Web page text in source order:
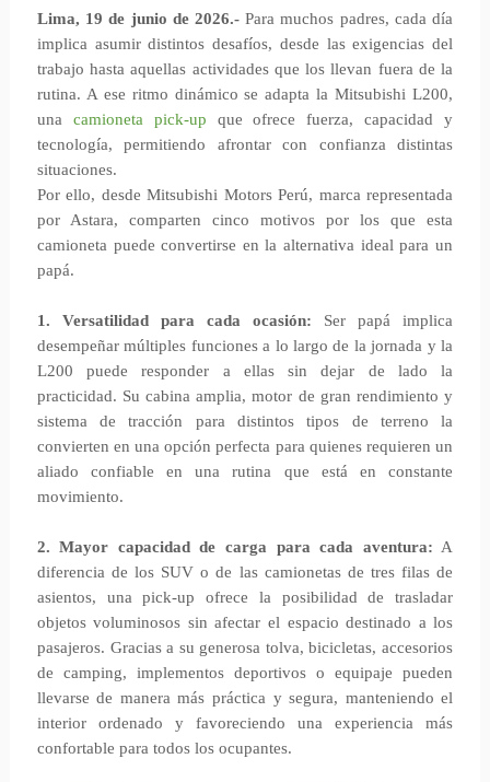
Lima, 19 de junio de 2026.- Para muchos padres, cada día
implica asumir distintos desafíos, desde las exigencias del
trabajo hasta aquellas actividades que los llevan fuera de la
rutina. A ese ritmo dinámico se adapta la Mitsubishi L200,
una camioneta pick-up que ofrece fuerza, capacidad y
tecnología, permitiendo afrontar con confianza distintas
situaciones.
Por ello, desde Mitsubishi Motors Perú, marca representada
por Astara, comparten cinco motivos por los que esta
camioneta puede convertirse en la alternativa ideal para un
papá.
1. Versatilidad para cada ocasión: Ser papá implica
desempeñar múltiples funciones a lo largo de la jornada y la
L200 puede responder a ellas sin dejar de lado la
practicidad. Su cabina amplia, motor de gran rendimiento y
sistema de tracción para distintos tipos de terreno la
convierten en una opción perfecta para quienes requieren un
aliado confiable en una rutina que está en constante
movimiento.
2. Mayor capacidad de carga para cada aventura: A
diferencia de los SUV o de las camionetas de tres filas de
asientos, una pick-up ofrece la posibilidad de trasladar
objetos voluminosos sin afectar el espacio destinado a los
pasajeros. Gracias a su generosa tolva, bicicletas, accesorios
de camping, implementos deportivos o equipaje pueden
llevarse de manera más práctica y segura, manteniendo el
interior ordenado y favoreciendo una experiencia más
confortable para todos los ocupantes.